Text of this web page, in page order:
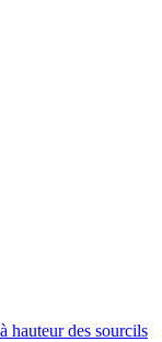
hauteur des sourcils